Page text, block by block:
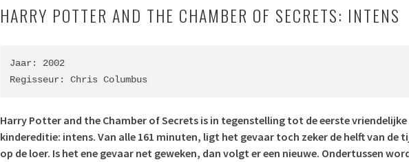
HARRY POTTER AND THE CHAMBER OF SECRETS: INTENS
Jaar: 2002
Regisseur: Chris Columbus
Harry Potter and the Chamber of Secrets is in tegenstelling tot de eerste vriendelijke
kindereditie: intens. Van alle 161 minuten, ligt het gevaar toch zeker de helft van de
op de loer. Is het ene gevaar net geweken, dan volgt er een nieuwe. Ondertussen